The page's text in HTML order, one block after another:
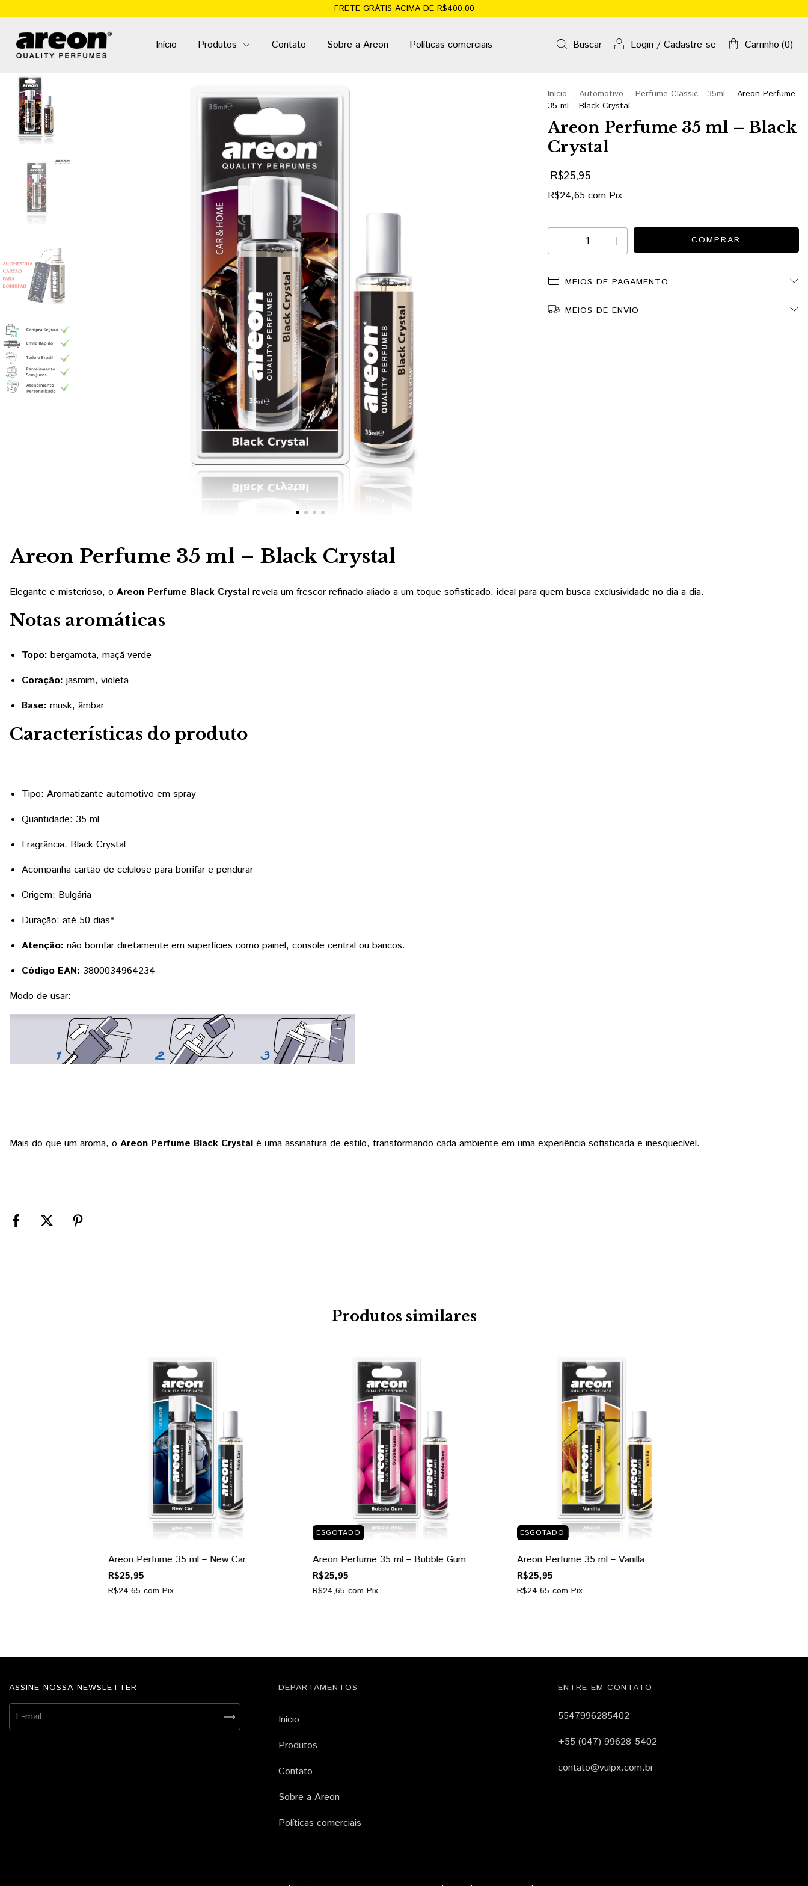
FRETE GRÁTIS ACIMA DE R$400,00
Início Produtos Contato Sobre a Areon Políticas comerciais Buscar Login / Cadastre-se Carrinho (0)
Início . Automotivo . Perfume Clássic - 35ml . Areon Perfume
35 ml – Black Crystal
Areon Perfume 35 ml – Black
Crystal
R$25,95
R$24,65 com Pix
MEIOS DE PAGAMENTO
MEIOS DE ENVIO
Areon Perfume 35 ml – Black Crystal
Elegante e misterioso, o Areon Perfume Black Crystal revela um frescor refinado aliado a um toque sofisticado, ideal para quem busca exclusividade no dia a dia.
Notas aromáticas
Topo: bergamota, maçã verde
Coração: jasmim, violeta
Base: musk, âmbar
Características do produto
Tipo: Aromatizante automotivo em spray
Quantidade: 35 ml
Fragrância: Black Crystal
Acompanha cartão de celulose para borrifar e pendurar
Origem: Bulgária
Duração: até 50 dias*
Atenção: não borrifar diretamente em superfícies como painel, console central ou bancos.
Código EAN: 3800034964234
Modo de usar:
Mais do que um aroma, o Areon Perfume Black Crystal é uma assinatura de estilo, transformando cada ambiente em uma experiência sofisticada e inesquecível.
Produtos similares
Areon Perfume 35 ml – New Car
R$25,95
R$24,65 com Pix
ESGOTADO
Areon Perfume 35 ml – Bubble Gum
R$25,95
R$24,65 com Pix
ESGOTADO
Areon Perfume 35 ml – Vanilla
R$25,95
R$24,65 com Pix
ASSINE NOSSA NEWSLETTER DEPARTAMENTOS
Início
Produtos
Contato
Sobre a Areon
Políticas comerciais
ENTRE EM CONTATO
5547996285402
+55 (047) 99628-5402
contato@vulpx.com.br